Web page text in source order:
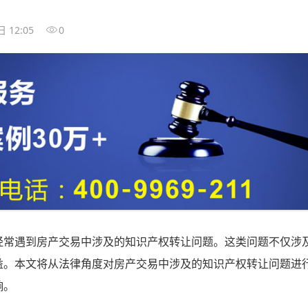
12:05 0
常遇到房产交易中涉及的知识产权转让问题。这类问题不仅涉
本文将从法律角度对房产交易中涉及的知识产权转让问题进